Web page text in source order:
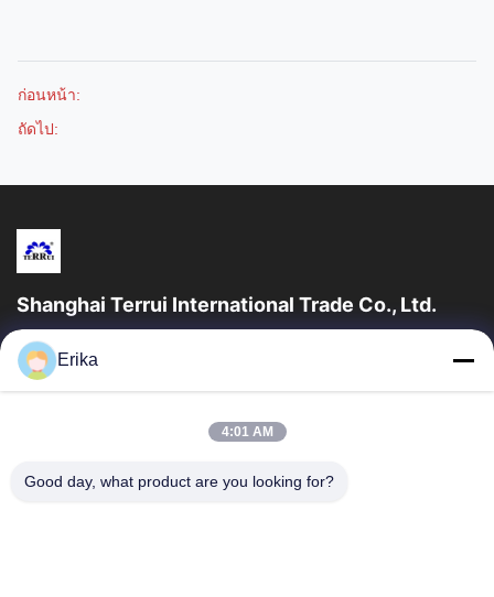
ก่อนหน้า:
ถัดไป:
Shanghai Terrui International Trade Co., Ltd.
บริษัท ซางไฮ่ เทอร์รูอิ อินเตอร์เนชั่นแนล เทรด คอม จํากัด (Shanghai
Terrui International Trade Co., Ltd.) ก่อตั้งเมื่อปี 2002...
ลิงก์ด่วน
สินค้า
เกี่ยวกับเรา
การควบคุมคุณภาพ
Erika
4:01 AM
Good day, what product are you looking for?